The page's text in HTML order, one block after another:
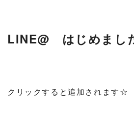
LINE@ はじめまし
クリックすると追加されます☆